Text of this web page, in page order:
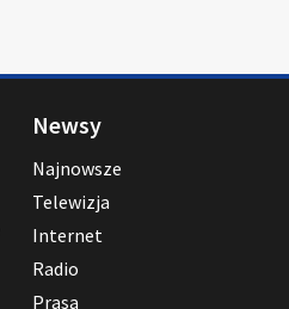
Newsy
Najnowsze
Telewizja
Internet
Radio
Prasa